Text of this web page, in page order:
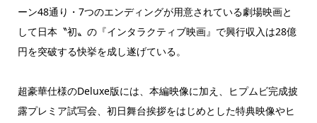
ーン48通り・7つのエンディングが用意されている劇場映画と
して日本〝初〟の『インタラクティブ映画』で興行収入は28億
円を突破する快挙を成し遂げている。
超豪華仕様のDeluxe版には、本編映像に加え、ヒプムビ完成披
露プレミア試写会、初日舞台挨拶をはじめとした特典映像やヒ